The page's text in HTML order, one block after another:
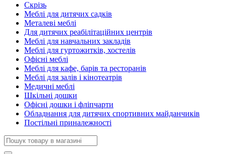
Скрізь
Меблі для дитячих садків
Металеві меблі
Для дитячих реабілітаційних центрів
Меблі для навчальних закладів
Меблі для гуртожитків, хостелів
Офісні меблі
Меблі для кафе, барів та ресторанів
Меблі для залів і кінотеатрів
Медичні меблі
Шкільні дошки
Офісні дошки і фліпчарти
Обладнання для дитячих спортивних майданчиків
Постільні приналежності